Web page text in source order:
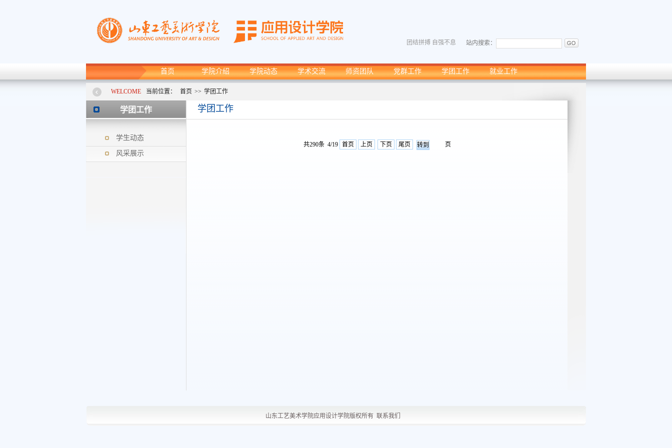
团结拼搏 自强不息 站内搜索：
首页 学院介绍 学院动态 学术交流 师资团队 党群工作 学团工作 就业工作
WELCOME 当前位置： 首页 >> 学团工作
学团工作
学生动态
风采展示
学团工作
共290条 4/19 首页 上页 下页 尾页 页
山东工艺美术学院应用设计学院版权所有 联系我们